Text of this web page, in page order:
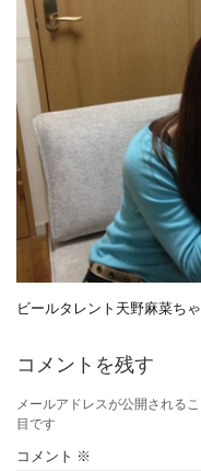
ビールタレント天野麻菜ち
コメントを残す
メールアドレスが公開されるこ
目です
コメント ※